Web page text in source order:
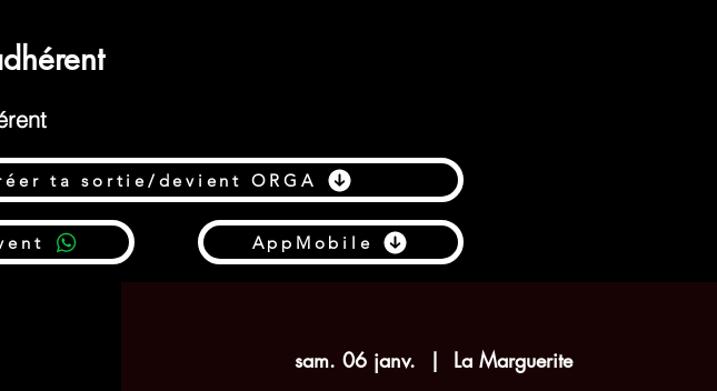
ta sortie/devient ORGA
AppMobile
sam. 06 janv.
  |
La Marguerite